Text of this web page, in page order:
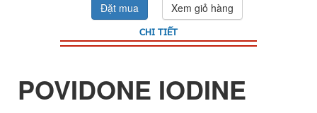
Đặt mua Xem giỏ hàng
CHI TIẾT
POVIDONE IODINE